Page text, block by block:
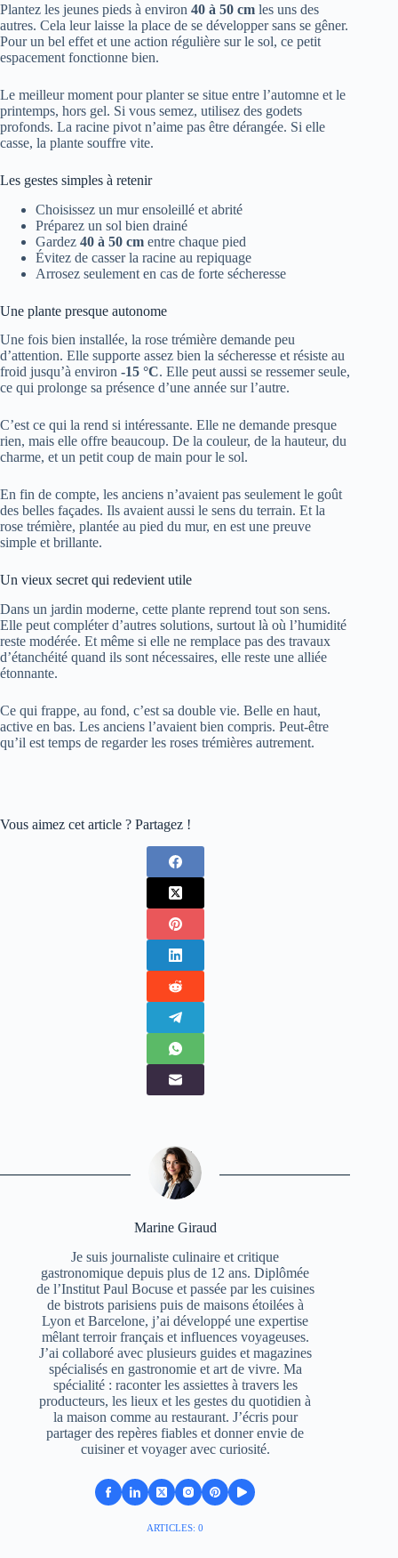
Plantez les jeunes pieds à environ 40 à 50 cm les uns des
autres. Cela leur laisse la place de se développer sans se gêner.
Pour un bel effet et une action régulière sur le sol, ce petit
espacement fonctionne bien.
Le meilleur moment pour planter se situe entre l’automne et le
printemps, hors gel. Si vous semez, utilisez des godets
profonds. La racine pivot n’aime pas être dérangée. Si elle
casse, la plante souffre vite.
Les gestes simples à retenir
Choisissez un mur ensoleillé et abrité
Préparez un sol bien drainé
Gardez 40 à 50 cm entre chaque pied
Évitez de casser la racine au repiquage
Arrosez seulement en cas de forte sécheresse
Une plante presque autonome
Une fois bien installée, la rose trémière demande peu
d’attention. Elle supporte assez bien la sécheresse et résiste au
froid jusqu’à environ -15 °C. Elle peut aussi se ressemer seule,
ce qui prolonge sa présence d’une année sur l’autre.
C’est ce qui la rend si intéressante. Elle ne demande presque
rien, mais elle offre beaucoup. De la couleur, de la hauteur, du
charme, et un petit coup de main pour le sol.
En fin de compte, les anciens n’avaient pas seulement le goût
des belles façades. Ils avaient aussi le sens du terrain. Et la
rose trémière, plantée au pied du mur, en est une preuve
simple et brillante.
Un vieux secret qui redevient utile
Dans un jardin moderne, cette plante reprend tout son sens.
Elle peut compléter d’autres solutions, surtout là où l’humidité
reste modérée. Et même si elle ne remplace pas des travaux
d’étanchéité quand ils sont nécessaires, elle reste une alliée
étonnante.
Ce qui frappe, au fond, c’est sa double vie. Belle en haut,
active en bas. Les anciens l’avaient bien compris. Peut-être
qu’il est temps de regarder les roses trémières autrement.
Vous aimez cet article ? Partagez !
Marine Giraud
Je suis journaliste culinaire et critique
gastronomique depuis plus de 12 ans. Diplômée
de l’Institut Paul Bocuse et passée par les cuisines
de bistrots parisiens puis de maisons étoilées à
Lyon et Barcelone, j’ai développé une expertise
mêlant terroir français et influences voyageuses.
J’ai collaboré avec plusieurs guides et magazines
spécialisés en gastronomie et art de vivre. Ma
spécialité : raconter les assiettes à travers les
producteurs, les lieux et les gestes du quotidien à
la maison comme au restaurant. J’écris pour
partager des repères fiables et donner envie de
cuisiner et voyager avec curiosité.
ARTICLES: 0